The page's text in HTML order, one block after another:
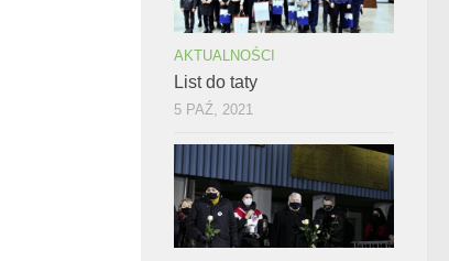
AKTUALNOŚCI
List do taty
5 PAŹ, 2021